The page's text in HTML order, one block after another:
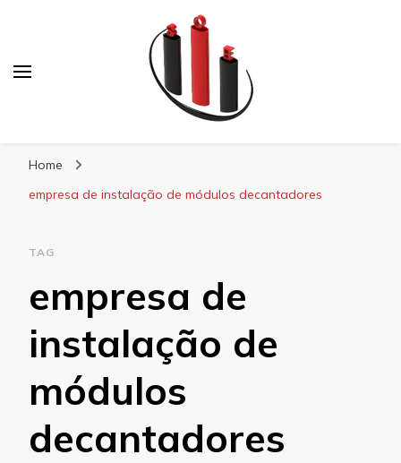
Home
empresa de instalação de módulos decantadores
TAG
empresa de
instalação de
módulos
decantadores